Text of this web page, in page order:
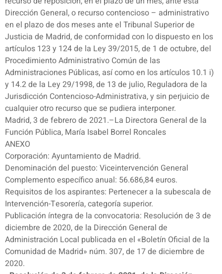
Dirección General, o recurso contencioso – administrativo
en el plazo de dos meses ante el Tribunal Superior de
Justicia de Madrid, de conformidad con lo dispuesto en los
artículos 123 y 124 de la Ley 39/2015, de 1 de octubre, del
Procedimiento Administrativo Común de las
Administraciones Públicas, así como en los artículos 10.1 i)
y 14.2 de la Ley 29/1998, de 13 de julio, Reguladora de la
Jurisdicción Contencioso-Administrativa, y sin perjuicio de
cualquier otro recurso que se pudiera interponer.
Madrid, 3 de febrero de 2021.–La Directora General de la
Función Pública, María Isabel Borrel Roncales
ANEXO
Corporación: Ayuntamiento de Madrid.
Denominación del puesto: Viceintervención General
Complemento específico anual: 56.686,84 euros.
Requisitos de los aspirantes: Pertenecer a la subescala de
Intervención-Tesorería, categoría superior.
Publicación íntegra de la convocatoria: Resolución de 3 de
diciembre de 2020, de la Dirección General de
Administración Local publicada en el «Boletín Oficial de la
Comunidad de Madrid» núm. 307, de 17 de diciembre de
2020.